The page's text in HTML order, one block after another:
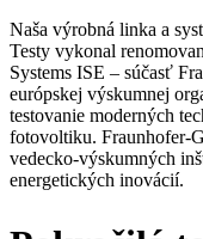
Naša výrobná linka a
Testy vykonal
Systems ISE – súčasť
európskej výskumnej
testovanie moderných
fotovoltiku. Fraunhofer-
vedecko-výskumných
energetických inovácií.